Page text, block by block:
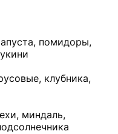
помидоры,
клубника,
миндаль,